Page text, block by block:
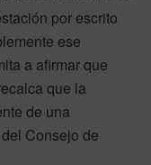
por escrito
ese
a afirmar que
que la
de una
Consejo de